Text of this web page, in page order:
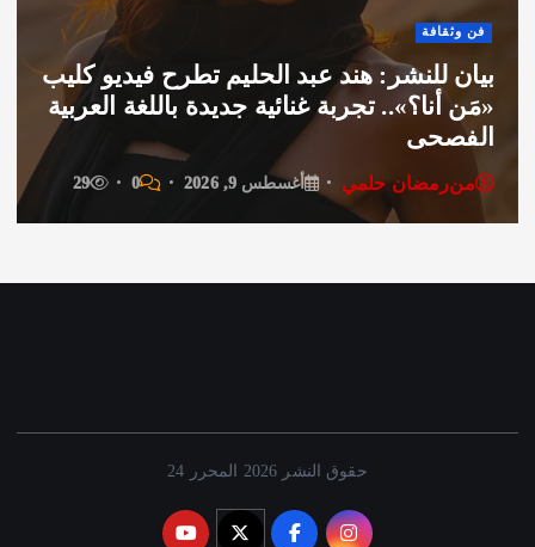
أخبار مصر
اتحاد المهندسين العرب ينعى سفير فلسطين
بالقاهرة دياب اللوح.. ويشيد بمسيرته
الوطنية والدبلوماسية
منرمضان حلمي أغسطس 9, 2026 0
حقوق النشر 2026 المحرر 24